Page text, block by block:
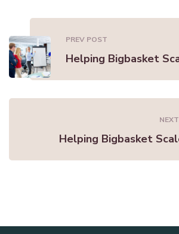
PREV POST
Helping Bigbasket
Helping Bigbasket